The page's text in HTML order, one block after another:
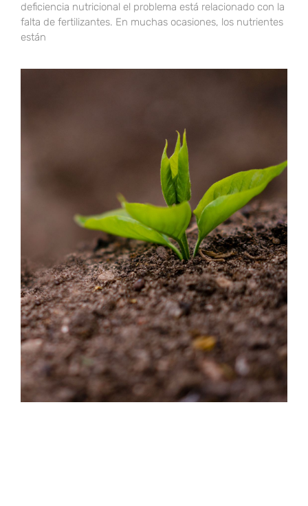
deficiencia nutricional el problema está relacionado con la
falta de fertilizantes. En muchas ocasiones, los nutrientes
están